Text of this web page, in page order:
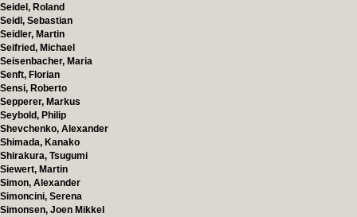
Seidel, Roland
Seidl, Sebastian
Seidler, Martin
Seifried, Michael
Seisenbacher, Maria
Senft, Florian
Sensi, Roberto
Sepperer, Markus
Seybold, Philip
Shevchenko, Alexander
Shimada, Kanako
Shirakura, Tsugumi
Siewert, Martin
Simon, Alexander
Simoncini, Serena
Simonsen, Joen Mikkel